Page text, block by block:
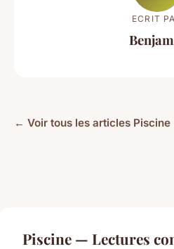
ECRIT
← Voir tous les articles Piscine
Piscine — Lectures